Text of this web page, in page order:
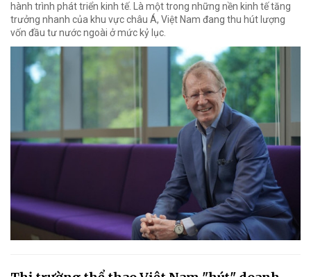
hành trình phát triển kinh tế. Là một trong những nền kinh tế tăng
trưởng nhanh của khu vực châu Á, Việt Nam đang thu hút lượng
vốn đầu tư nước ngoài ở mức kỷ lục.